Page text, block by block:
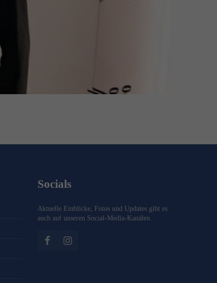
Socials
Aktuelle Einblicke, Fotos und Updates gibt es
auch auf unseren Social-Media-Kanälen.